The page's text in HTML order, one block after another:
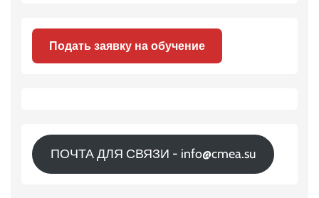
Подать заявку на обучение
ПОЧТА ДЛЯ СВЯЗИ - info@cmea.su